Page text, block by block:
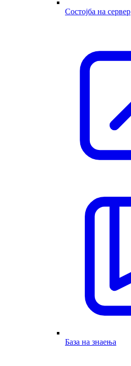
Состојба на сервер
База на знаења